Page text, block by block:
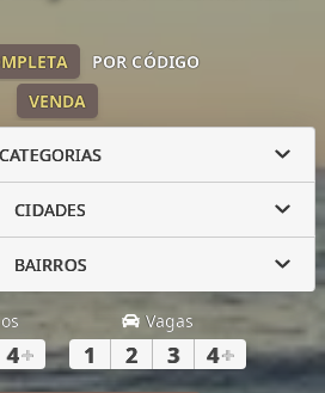
VENDA
POR CÓDIGO
CATEGORIAS
CIDADES
BAIRROS
4+
Vagas
1 2 3 4+